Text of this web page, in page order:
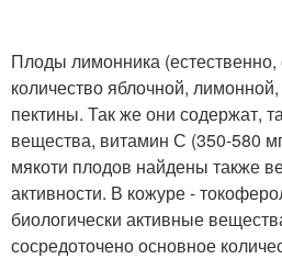
Плоды лимонника
количество яблочной,
пектины. Так же они содержат,
вещества, витамин С (350-580
мякоти плодов найдены также
активности. В кожуре -
биологически активные
сосредоточено основное